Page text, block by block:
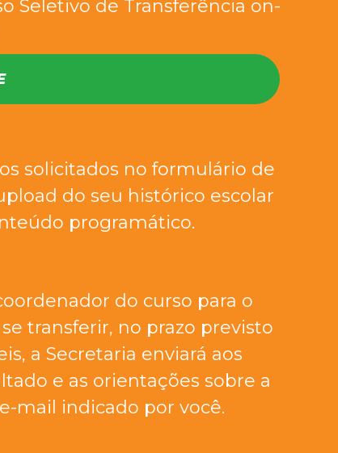
Seletivo de Transferência on-
solicitados no formulário de
do seu histórico escolar
programático.
do curso para o
transferir, no prazo previsto
a Secretaria enviará aos
e as orientações sobre a
mail indicado por você.